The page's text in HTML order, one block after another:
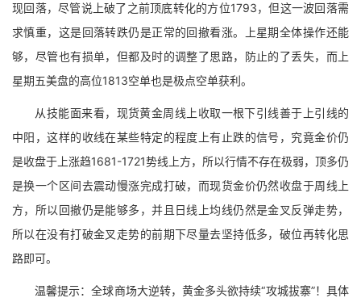
现回落，尽管说上破了之前顶底转化的方位1793，但这一波回落需
求慎重，这是回落转跌仍是正常的回撤看涨。上星期全体操作还能
够，尽管也有损单，但都及时的调整了思路，防止的了丢失，而上
星期五美盘的高位1813空单也是极点空单获利。
从技能面来看，现货黄金周线上收取一根下引线善于上引线的
中阳，这样的收线在某些特定的程度上有止跌的信号，究竟金价仍
是收盘于上涨趋1681-1721势线上方，所以行情不存在极弱，顶多仍
是换一个区间去震动慢涨完成打破，而现货金价仍然收盘于周线上
方，所以回撤仍是能够多，并且日线上均线仍然是金叉反弹走势，
所以在没有打破金叉走势的前期下尽量去坚持低多，破位再转化思
路即可。
温馨提示：全球商场大逆转，黄金多头欲持续“攻城拔寨”！具体